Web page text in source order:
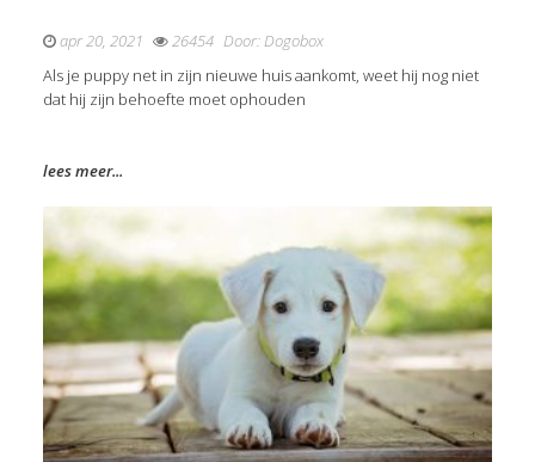
apr 20, 2021 26454 Door:Dogobox
Als je puppy net in zijn nieuwe huis aankomt, weet hij nog niet
dat hij zijn behoefte moet ophouden
lees meer...